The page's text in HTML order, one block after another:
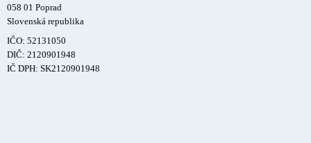
058 01 Poprad
Slovenská republika
IČO: 52131050
DIČ: 2120901948
IČ DPH: SK2120901948